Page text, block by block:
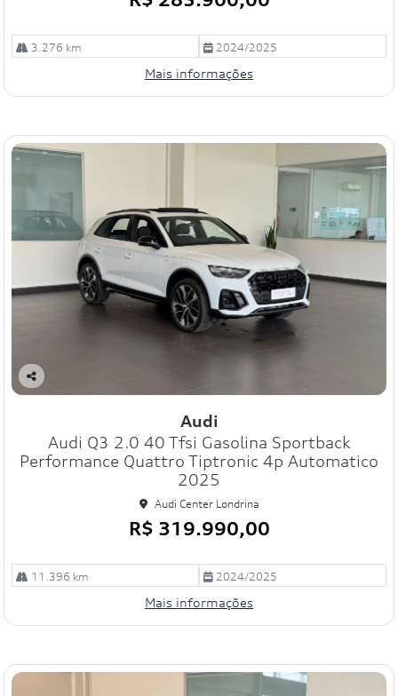
3.276 km 2024/2025
Mais informações
Co
e
Audi
Audi Q3 2.0 40 Tfsi Gasolina Sportback
Performance Quattro Tiptronic 4p Automatico
2025
Audi Center Londrina
R$ 319.990,00
11.396 km 2024/2025
Mais informações